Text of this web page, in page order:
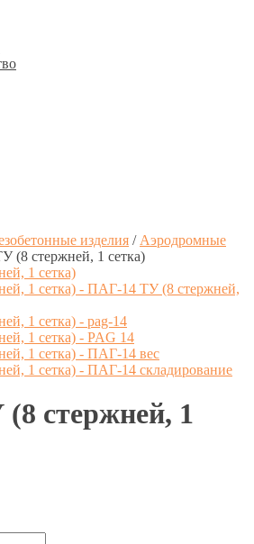
изделия / Аэродромные
(8 стержней, 1 сетка)
стержней, 1